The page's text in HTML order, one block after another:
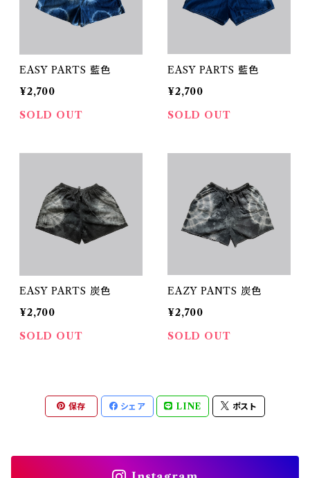
EASY PARTS 藍色
¥2,700
SOLD OUT
EASY PARTS 藍色
¥2,700
SOLD OUT
EASY PARTS 炭色
¥2,700
SOLD OUT
EAZY PANTS 炭色
¥2,700
SOLD OUT
保存 シェア LINE ポスト